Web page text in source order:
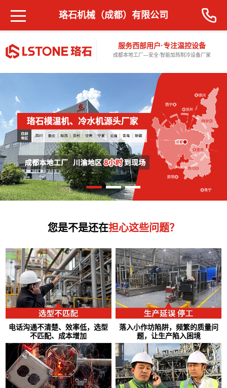
服务西部用户·专注温控设备
成都本地工厂—安全·智能加热制冷设备厂家
珞石机械（成都）有限公司
您是不是还在担心这些问题？
电话沟通不清楚、效率低，选型
不匹配、成本增加
落入小作坊陷阱，频繁的质量问
题，让生产陷入困境